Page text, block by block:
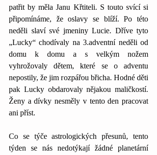
patřit by měla Janu Křtiteli. S touto svící si
připomínáme, že oslavy se blíží. Po této
neděli slaví své jmeniny Lucie. Dříve tyto
„Lucky“ chodívaly na 3.adventní neděli od
domu k domu a s velkým nožem
vyhrožovaly dětem, které se o adventu
nepostily, že jim rozpářou břicha. Hodné děti
pak Lucky obdarovaly nějakou maličkostí.
Ženy a dívky nesměly v tento den pracovat
ani příst.
Co se týče astrologických přesunů, tento
týden se nás nedotýkají žádné planetární